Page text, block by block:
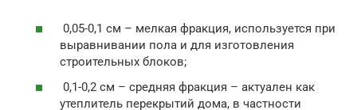
0,05-0,1 см – мелкая фракция, используется при
выравнивании пола и для изготовления
строительных блоков;
0,1-0,2 см – средняя фракция – актуален как
утеплитель перекрытий дома, в частности